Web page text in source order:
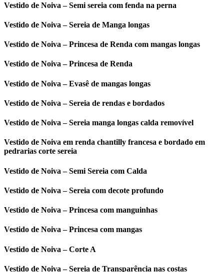
Vestido de Noiva – Semi sereia com fenda na perna
Vestido de Noiva – Sereia de Manga longas
Vestido de Noiva – Princesa de Renda com mangas longas
Vestido de Noiva – Princesa de Renda
Vestido de Noiva – Evasê de mangas longas
Vestido de Noiva – Sereia de rendas e bordados
Vestido de Noiva – Sereia manga longas calda removível
Vestido de Noiva em renda chantilly francesa e bordado em
pedrarias corte sereia
Vestido de Noiva – Semi Sereia com Calda
Vestido de Noiva – Sereia com decote profundo
Vestido de Noiva – Princesa com manguinhas
Vestido de Noiva – Princesa com mangas
Vestido de Noiva – Corte A
Vestido de Noiva – Sereia de Transparência nas costas